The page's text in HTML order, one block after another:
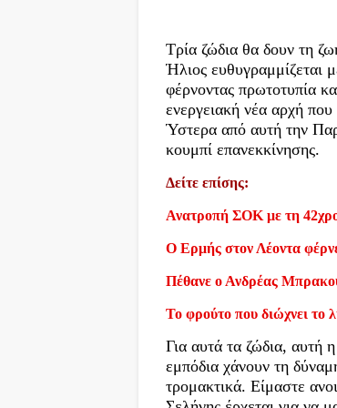
Τρία ζώδια θα δουν τη
Ήλιος ευθυγραμμίζεται
φέρνοντας πρωτοτυπία
ενεργειακή νέα αρχή
Ύστερα από αυτή την
κουμπί επανεκκίνησης.
Δείτε επίσης:
Ανατροπή ΣΟΚ με τη
Ο Ερμής στον Λέοντα
Πέθανε ο Ανδρέας
Το φρούτο που διώχνει το
Για αυτά τα ζώδια, αυτή
εμπόδια χάνουν τη
τρομακτικά. Είμαστε